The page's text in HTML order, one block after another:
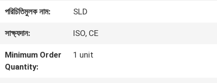
সম্পর্কে
কারখানা
ভ্রমণ
পরিচিতিমুলক নাম: SLD
সাক্ষ্যদান: ISO, CE
Minimum Order
Quantity:
1 unit